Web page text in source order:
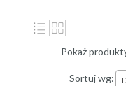
Pokaż
Sortuj wg: